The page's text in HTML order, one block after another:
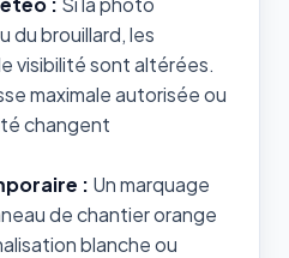
du brouillard, les
visibilité sont altérées.
maximale autorisée ou
changent
: Un marquage
de chantier orange
blanche ou